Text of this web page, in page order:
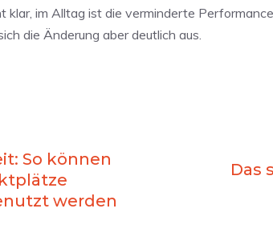
klar, im Alltag ist die verminderte
die Änderung aber deutlich aus.
So können
werden
Das